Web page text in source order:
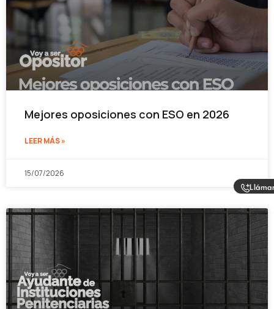
Mejores oposiciones con ESO en 2026
LEER MÁS »
15/07/2026